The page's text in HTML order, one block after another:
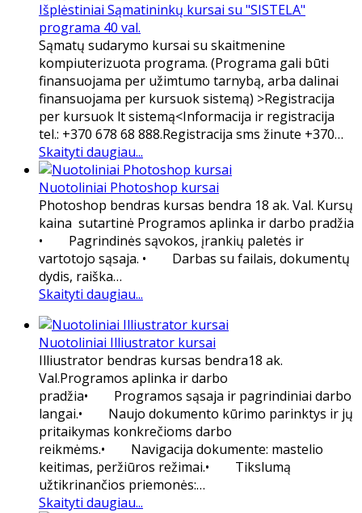
Išplėstiniai Sąmatininkų kursai su "SISTELA"
programa 40 val.
Sąmatų sudarymo kursai su skaitmenine
kompiuterizuota programa. (Programa gali būti
finansuojama per užimtumo tarnybą, arba dalinai
finansuojama per kursuok sistemą) >Registracija
per kursuok lt sistemą<Informacija ir registracija
tel.: +370 678 68 888.Registracija sms žinute +370…
Skaityti daugiau...
Nuotoliniai Photoshop kursai
Photoshop bendras kursas bendra 18 ak. Val. Kursų
kaina sutartinė Programos aplinka ir darbo pradžia
• Pagrindinės sąvokos, įrankių paletės ir
vartotojo sąsaja. • Darbas su failais, dokumentų
dydis, raiška…
Skaityti daugiau...
Nuotoliniai Illiustrator kursai
Illiustrator bendras kursas bendra18 ak.
Val.Programos aplinka ir darbo
pradžia• Programos sąsaja ir pagrindiniai darbo
langai.• Naujo dokumento kūrimo parinktys ir jų
pritaikymas konkrečioms darbo
reikmėms.• Navigacija dokumente: mastelio
keitimas, peržiūros režimai.• Tikslumą
užtikrinančios priemonės:…
Skaityti daugiau...